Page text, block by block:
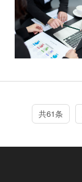
共61条